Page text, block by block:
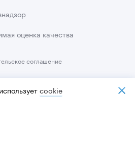
соглашение
оценка качества
cookiе